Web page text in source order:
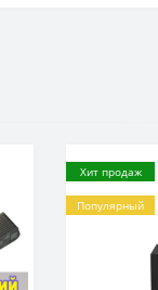
Хит продаж
Популярный